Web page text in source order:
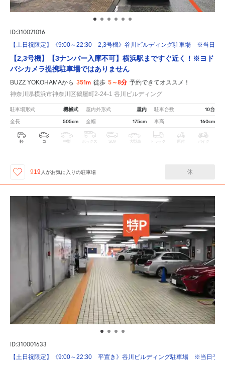
ID:310021016
【土日祝限定】《9:00～22:30 2,3号機》谷川ビルディング駐車場 ※当日予
【2,3号機】【3ナンバー入庫不可】横浜駅まですぐ近く！※ヨド
バシカメラ提携駐車場ではありません
BUZZ YOKOHAMAから 351m 徒歩 5～8分 予約できてオススメ！
神奈川県横浜市神奈川区鶴屋町2-24-1 谷川ビルディング
駐車場形式 機械式 屋内外形式 屋内 駐車台数 10台
全長 505cm 全幅 175cm 車高 160cm
軽 コ 中型 ボックス SUV 大型車 トラック 原付 バイク
919人がお気に入りの駐車場 休
ID:310001633
【土日祝限定】《9:00～22:30 平置き》谷川ビルディング駐車場 ※当日予